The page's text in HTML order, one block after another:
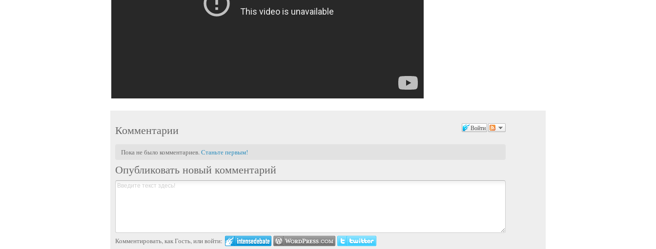
Войти
Комментарии
Пока не было комментариев.Станьте первым!
Опубликовать новый комментарий
Комментировать, как Гость, или войти: